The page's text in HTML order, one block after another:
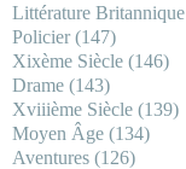
Littérature Britannique
Policier(147)
Xixème Siècle (146)
Drame (143)
Xviiième Siècle (139)
Moyen Âge (134)
Aventures (126)